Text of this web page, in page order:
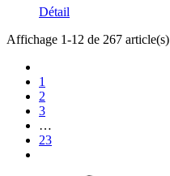
Détail
Affichage 1-12 de 267 article(s)
1
2
3
…
23